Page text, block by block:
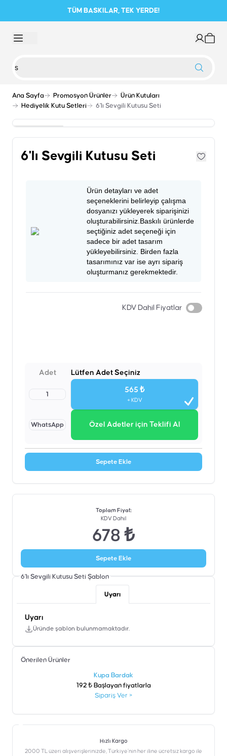
TÜM BASKILAR, TEK YERDE!
Ana Sayfa Promosyon Ürünler
Ürün Kutuları
Hediyelik Kutu Setleri
6'lı Sevgili Kutusu Seti
6'lı Sevgili Kutusu Seti
Ürün detayları ve adet
seçeneklerini belirleyip çalışma
dosyanızı yükleyerek siparişinizi
oluşturabilirsiniz.Baskılı ürünlerde
seçtiğiniz adet seçeneği için
sadece bir adet tasarım
yükleyebilirsiniz. Birden fazla
tasarımınız var ise ayrı sipariş
oluşturmanız gerekmektedir.
KDV Dahil Fiyatlar
Adet Lütfen Adet Seçiniz
1
565 ₺
+ KDV
WhatsApp Özel Adetler için Teklifi Al
Sepete Ekle
Toplam Fiyat:
KDV Dahil
678 ₺
Sepete Ekle
6'lı Sevgili Kutusu Seti Şablon
Uyarı
Uyarı
Üründe şablon bulunmamaktadır.
Önerilen Ürünler
Kupa Bardak
192 ₺ Başlayan fiyatlarla
Sipariş Ver >
Hızlı Kargo
2000 TL üzeri alışverişlerinizde, Türkiye’nin her iline ücretsiz kargo ile